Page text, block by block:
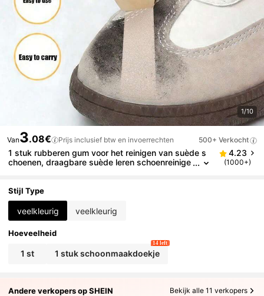
1/10
Van3.08€ Prijs inclusief btw en invoerrechten 500+ Verkocht
1 stuk rubberen gum voor het reinigen van suède s
choenen, draagbare suède leren schoenreinige
verwijdering schoenzorgdoekje, niet-schurend/sne
akerliefhebbers/vaderdag/reizen/terug naar school
4.23
(1000+)
Stijl Type
veelkleurig veelkleurig
Hoeveelheid
1 st 1 stuk schoonmaakdoekje
14 left
Andere verkopers op SHEIN Bekijk alle 11 verkopers